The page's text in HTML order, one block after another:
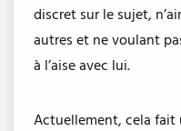
discret sur le sujet,
autres et ne voulant
à l’aise avec lui.
Actuellement, cela fait